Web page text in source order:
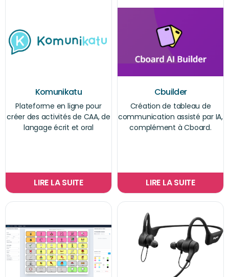
Komunikatu
Plateforme en ligne pour
créer des activités de CAA, de
langage écrit et oral
LIRE LA SUITE
Cbuilder
Création de tableau de
communication assisté par IA,
complément à Cboard.
LIRE LA SUITE